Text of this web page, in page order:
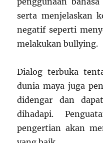
serta menjelaskan
negatif seperti
melakukan bullying.
Dialog terbuka
dunia maya juga
didengar dan
dihadapi.
pengertian akan